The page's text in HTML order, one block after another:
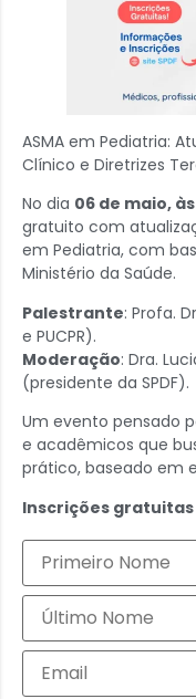
ASMA em Pediatria:
Clínico e Diretrizes
No dia 06 de maio,
gratuito com
em Pediatria, com
Ministério da Saúde.
Palestrante: Profa.
e PUCPR).
Moderação: Dra.
(presidente da SPDF).
Um evento pensado
e acadêmicos que
prático, baseado em
Inscrições